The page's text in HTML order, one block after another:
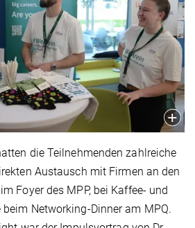
die Teilnehmenden zahlreiche
Austausch mit Firmen an den
Foyer des MPP, bei Kaffee- und
Networking-Dinner am MPQ.